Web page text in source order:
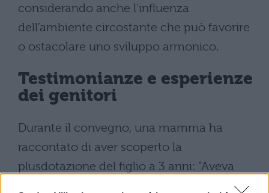
considerando anche l’influenza
dell’ambiente circostante che può favorire
o ostacolare uno sviluppo armonico.
Testimonianze e esperienze
dei genitori
Durante il convegno, una mamma ha
raccontato di aver scoperto la
plusdotazione del figlio a 3 anni: “Aveva